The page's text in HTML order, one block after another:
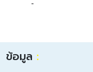
-
ข้อมูล :